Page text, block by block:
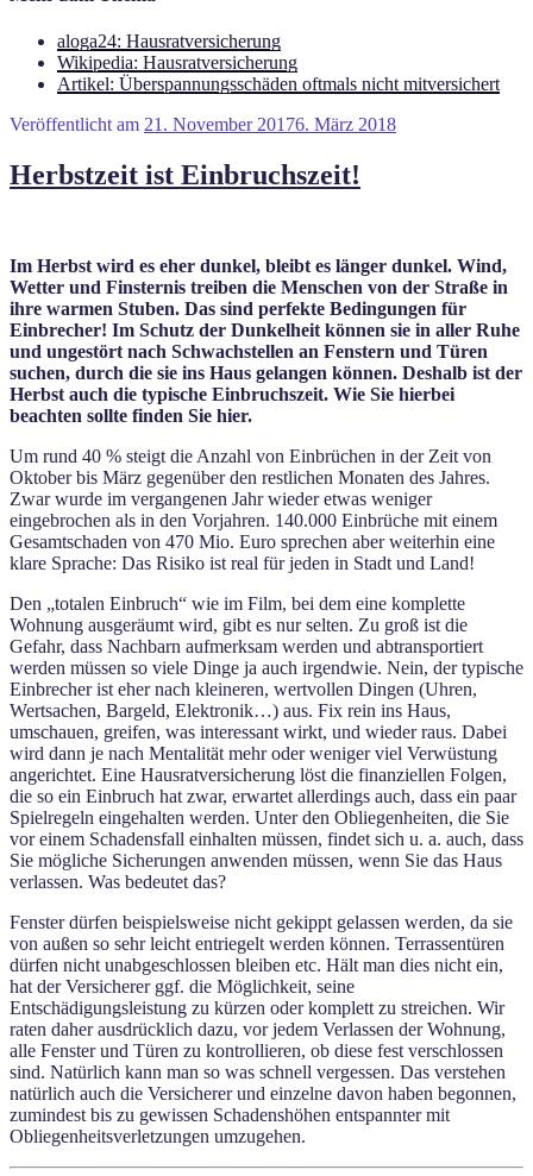
aloga24: Hausratversicherung
Wikipedia: Hausratversicherung
Artikel: Überspannungsschäden oftmals nicht mitversichert
Veröffentlicht am 21. November 20176. März 2018
Herbstzeit ist Einbruchszeit!
Im Herbst wird es eher dunkel, bleibt es länger dunkel. Wind,
Wetter und Finsternis treiben die Menschen von der Straße in
ihre warmen Stuben. Das sind perfekte Bedingungen für
Einbrecher! Im Schutz der Dunkelheit können sie in aller Ruhe
und ungestört nach Schwachstellen an Fenstern und Türen
suchen, durch die sie ins Haus gelangen können. Deshalb ist der
Herbst auch die typische Einbruchszeit. Wie Sie hierbei
beachten sollte finden Sie hier.
Um rund 40 % steigt die Anzahl von Einbrüchen in der Zeit von
Oktober bis März gegenüber den restlichen Monaten des Jahres.
Zwar wurde im vergangenen Jahr wieder etwas weniger
eingebrochen als in den Vorjahren. 140.000 Einbrüche mit einem
Gesamtschaden von 470 Mio. Euro sprechen aber weiterhin eine
klare Sprache: Das Risiko ist real für jeden in Stadt und Land!
Den „totalen Einbruch“ wie im Film, bei dem eine komplette
Wohnung ausgeräumt wird, gibt es nur selten. Zu groß ist die
Gefahr, dass Nachbarn aufmerksam werden und abtransportiert
werden müssen so viele Dinge ja auch irgendwie. Nein, der typische
Einbrecher ist eher nach kleineren, wertvollen Dingen (Uhren,
Wertsachen, Bargeld, Elektronik…) aus. Fix rein ins Haus,
umschauen, greifen, was interessant wirkt, und wieder raus. Dabei
wird dann je nach Mentalität mehr oder weniger viel Verwüstung
angerichtet. Eine Hausratversicherung löst die finanziellen Folgen,
die so ein Einbruch hat zwar, erwartet allerdings auch, dass ein paar
Spielregeln eingehalten werden. Unter den Obliegenheiten, die Sie
vor einem Schadensfall einhalten müssen, findet sich u. a. auch, dass
Sie mögliche Sicherungen anwenden müssen, wenn Sie das Haus
verlassen. Was bedeutet das?
Fenster dürfen beispielsweise nicht gekippt gelassen werden, da sie
von außen so sehr leicht entriegelt werden können. Terrassentüren
dürfen nicht unabgeschlossen bleiben etc. Hält man dies nicht ein,
hat der Versicherer ggf. die Möglichkeit, seine
Entschädigungsleistung zu kürzen oder komplett zu streichen. Wir
raten daher ausdrücklich dazu, vor jedem Verlassen der Wohnung,
alle Fenster und Türen zu kontrollieren, ob diese fest verschlossen
sind. Natürlich kann man so was schnell vergessen. Das verstehen
natürlich auch die Versicherer und einzelne davon haben begonnen,
zumindest bis zu gewissen Schadenshöhen entspannter mit
Obliegenheitsverletzungen umzugehen.